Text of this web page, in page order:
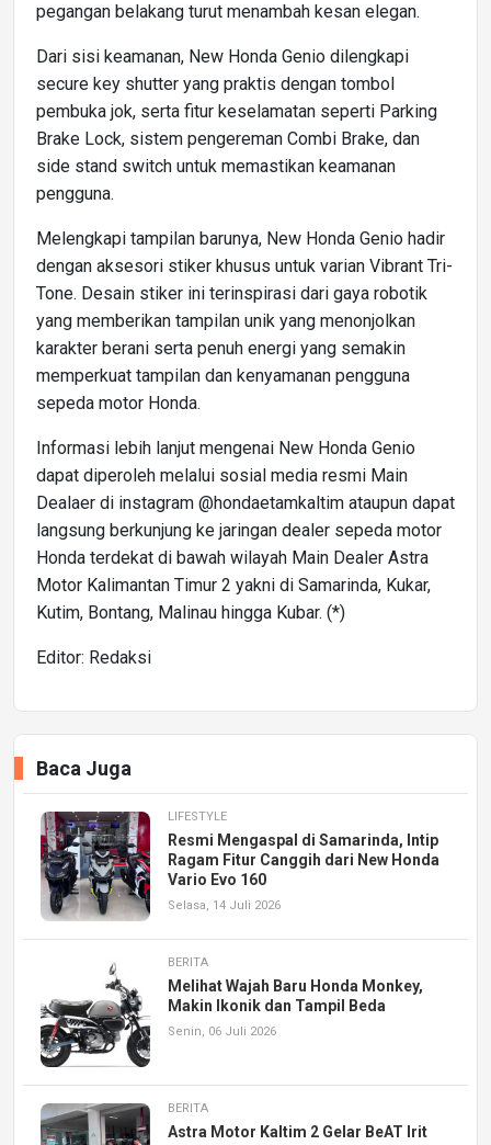
pegangan belakang turut menambah kesan elegan.
Dari sisi keamanan, New Honda Genio dilengkapi
secure key shutter yang praktis dengan tombol
pembuka jok, serta fitur keselamatan seperti Parking
Brake Lock, sistem pengereman Combi Brake, dan
side stand switch untuk memastikan keamanan
pengguna.
Melengkapi tampilan barunya, New Honda Genio hadir
dengan aksesori stiker khusus untuk varian Vibrant Tri-
Tone. Desain stiker ini terinspirasi dari gaya robotik
yang memberikan tampilan unik yang menonjolkan
karakter berani serta penuh energi yang semakin
memperkuat tampilan dan kenyamanan pengguna
sepeda motor Honda.
Informasi lebih lanjut mengenai New Honda Genio
dapat diperoleh melalui sosial media resmi Main
Dealaer di instagram @hondaetamkaltim ataupun dapat
langsung berkunjung ke jaringan dealer sepeda motor
Honda terdekat di bawah wilayah Main Dealer Astra
Motor Kalimantan Timur 2 yakni di Samarinda, Kukar,
Kutim, Bontang, Malinau hingga Kubar. (*)
Editor: Redaksi
Baca Juga
LIFESTYLE
Resmi Mengaspal di Samarinda, Intip
Ragam Fitur Canggih dari New Honda
Vario Evo 160
Selasa, 14 Juli 2026
BERITA
Melihat Wajah Baru Honda Monkey,
Makin Ikonik dan Tampil Beda
Senin, 06 Juli 2026
BERITA
Astra Motor Kaltim 2 Gelar BeAT Irit